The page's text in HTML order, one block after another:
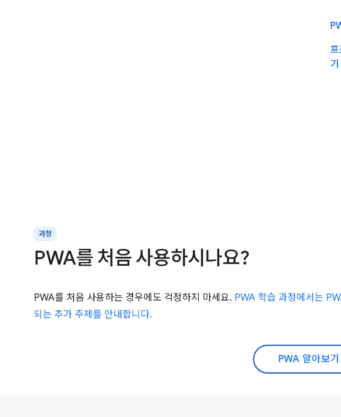
기
과정
PWA를 처음 사용하시나요?
PWA를 처음 사용하는 경우에도 걱정하지 마세요. PWA 학습 과정에서는
되는 추가 주제를 안내합니다.
PWA 알아보기